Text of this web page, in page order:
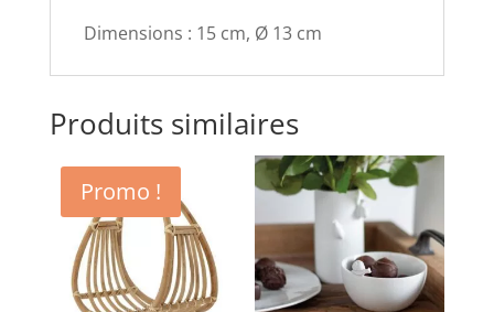
Dimensions : 15 cm, Ø 13 cm
Produits similaires
Promo !